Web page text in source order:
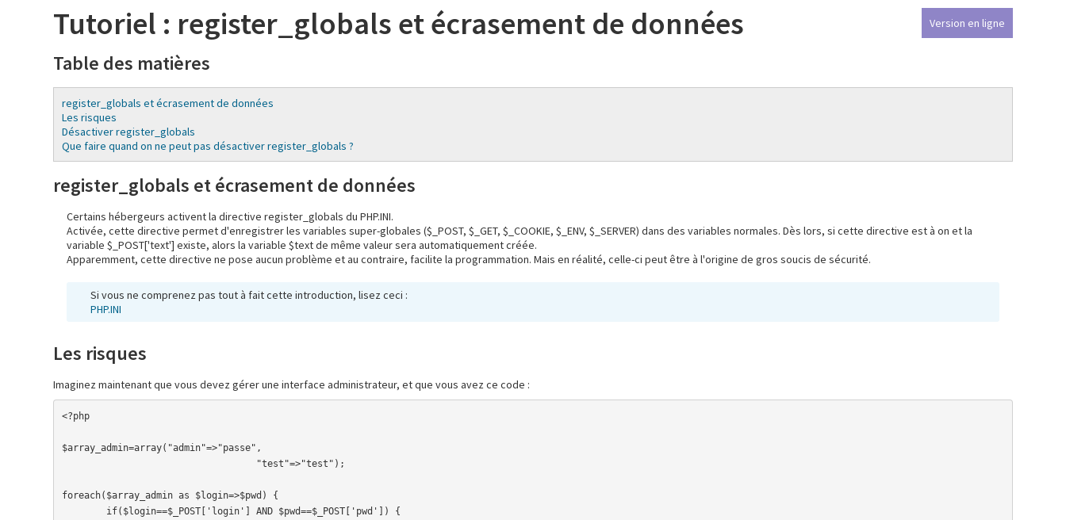
Version en ligne
Tutoriel : register_globals et écrasement de données
Table des matières
register_globals et écrasement de données
Les risques
Désactiver register_globals
Que faire quand on ne peut pas désactiver register_globals ?
register_globals et écrasement de données
Certains hébergeurs activent la directive register_globals du PHP.INI.
Activée, cette directive permet d'enregistrer les variables super-globales ($_POST, $_GET, $_COOKIE, $_ENV, $_SERVER) dans des variables normales. Dès lors, si cette directive est à on et la
variable $_POST['text'] existe, alors la variable $text de même valeur sera automatiquement créée.
Apparemment, cette directive ne pose aucun problème et au contraire, facilite la programmation. Mais en réalité, celle-ci peut être à l'origine de gros soucis de sécurité.
Si vous ne comprenez pas tout à fait cette introduction, lisez ceci :
PHP.INI
Les risques
Imaginez maintenant que vous devez gérer une interface administrateur, et que vous avez ce code :
<?php
$array_admin=array("admin"=>"passe",
foreach($array_admin as $login=>$pwd) {